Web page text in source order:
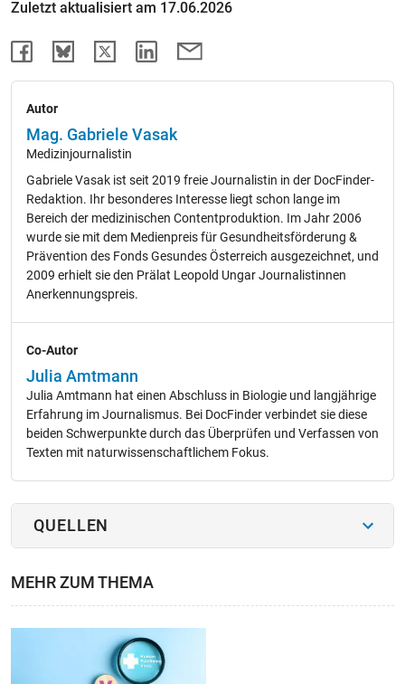
Zuletzt aktualisiert am 17.06.2026
Autor
Mag. Gabriele Vasak
Medizinjournalistin
Gabriele Vasak ist seit 2019 freie Journalistin in der DocFinder-
Redaktion. Ihr besonderes Interesse liegt schon lange im
Bereich der medizinischen Contentproduktion. Im Jahr 2006
wurde sie mit dem Medienpreis für Gesundheitsförderung &
Prävention des Fonds Gesundes Österreich ausgezeichnet, und
2009 erhielt sie den Prälat Leopold Ungar Journalistinnen
Anerkennungspreis.
Co-Autor
Julia Amtmann
Julia Amtmann hat einen Abschluss in Biologie und langjährige
Erfahrung im Journalismus. Bei DocFinder verbindet sie diese
beiden Schwerpunkte durch das Überprüfen und Verfassen von
Texten mit naturwissenschaftlichem Fokus.
QUELLEN
MEHR ZUM THEMA